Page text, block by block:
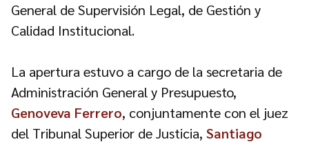
General de Supervisión Legal, de Gestión y
Calidad Institucional.
La apertura estuvo a cargo de la secretaria de
Administración General y Presupuesto,
Genoveva Ferrero, conjuntamente con el juez
del Tribunal Superior de Justicia, Santiago